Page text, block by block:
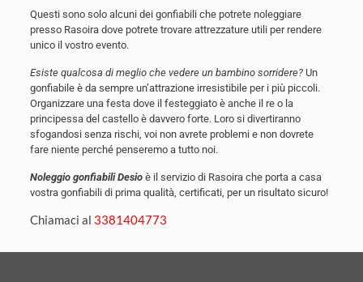
Questi sono solo alcuni dei gonfiabili che potrete noleggiare
presso Rasoira dove potrete trovare attrezzature utili per rendere
unico il vostro evento.
Esiste qualcosa di meglio che vedere un bambino sorridere?Un
gonfiabile è da sempre un’attrazione irresistibile per i più piccoli.
Organizzare una festa dove il festeggiato è anche il re o la
principessa del castello è davvero forte. Loro si divertiranno
sfogandosi senza rischi, voi non avrete problemi e non dovrete
fare niente perché penseremo a tutto noi.
Noleggio gonfiabili Desioè il servizio di Rasoira che porta a casa
vostra gonfiabili di prima qualità, certificati, per un risultato sicuro!
Chiamaci al 3381404773